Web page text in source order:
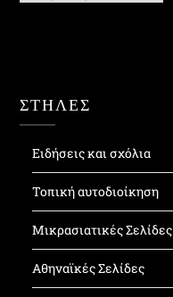
ΣΤΗΛΕΣ
Ειδήσεις και σχόλια
Τοπική αυτοδιοίκηση
Μικρασιατικές Σελίδες
Αθηναϊκές Σελίδες